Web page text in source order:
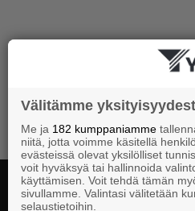
Välitämme
Me ja 182 kumppaniamme
niitä, jotta voimme käsitellä
evästeissä olevat yksilölliset
voit hyväksyä tai hallinnoida
käyttämisen. Voit tehdä tämän
sivullamme. Valintasi välitetään
selaustietoihin.